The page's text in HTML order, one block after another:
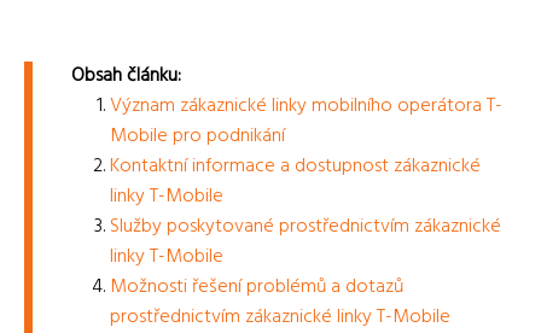
Obsah článku:
Význam zákaznické linky mobilního operátora T-
Mobile pro podnikání
Kontaktní informace a dostupnost zákaznické
linky T-Mobile
Služby poskytované prostřednictvím zákaznické
linky T-Mobile
Možnosti řešení problémů a dotazů
prostřednictvím zákaznické linky T-Mobile